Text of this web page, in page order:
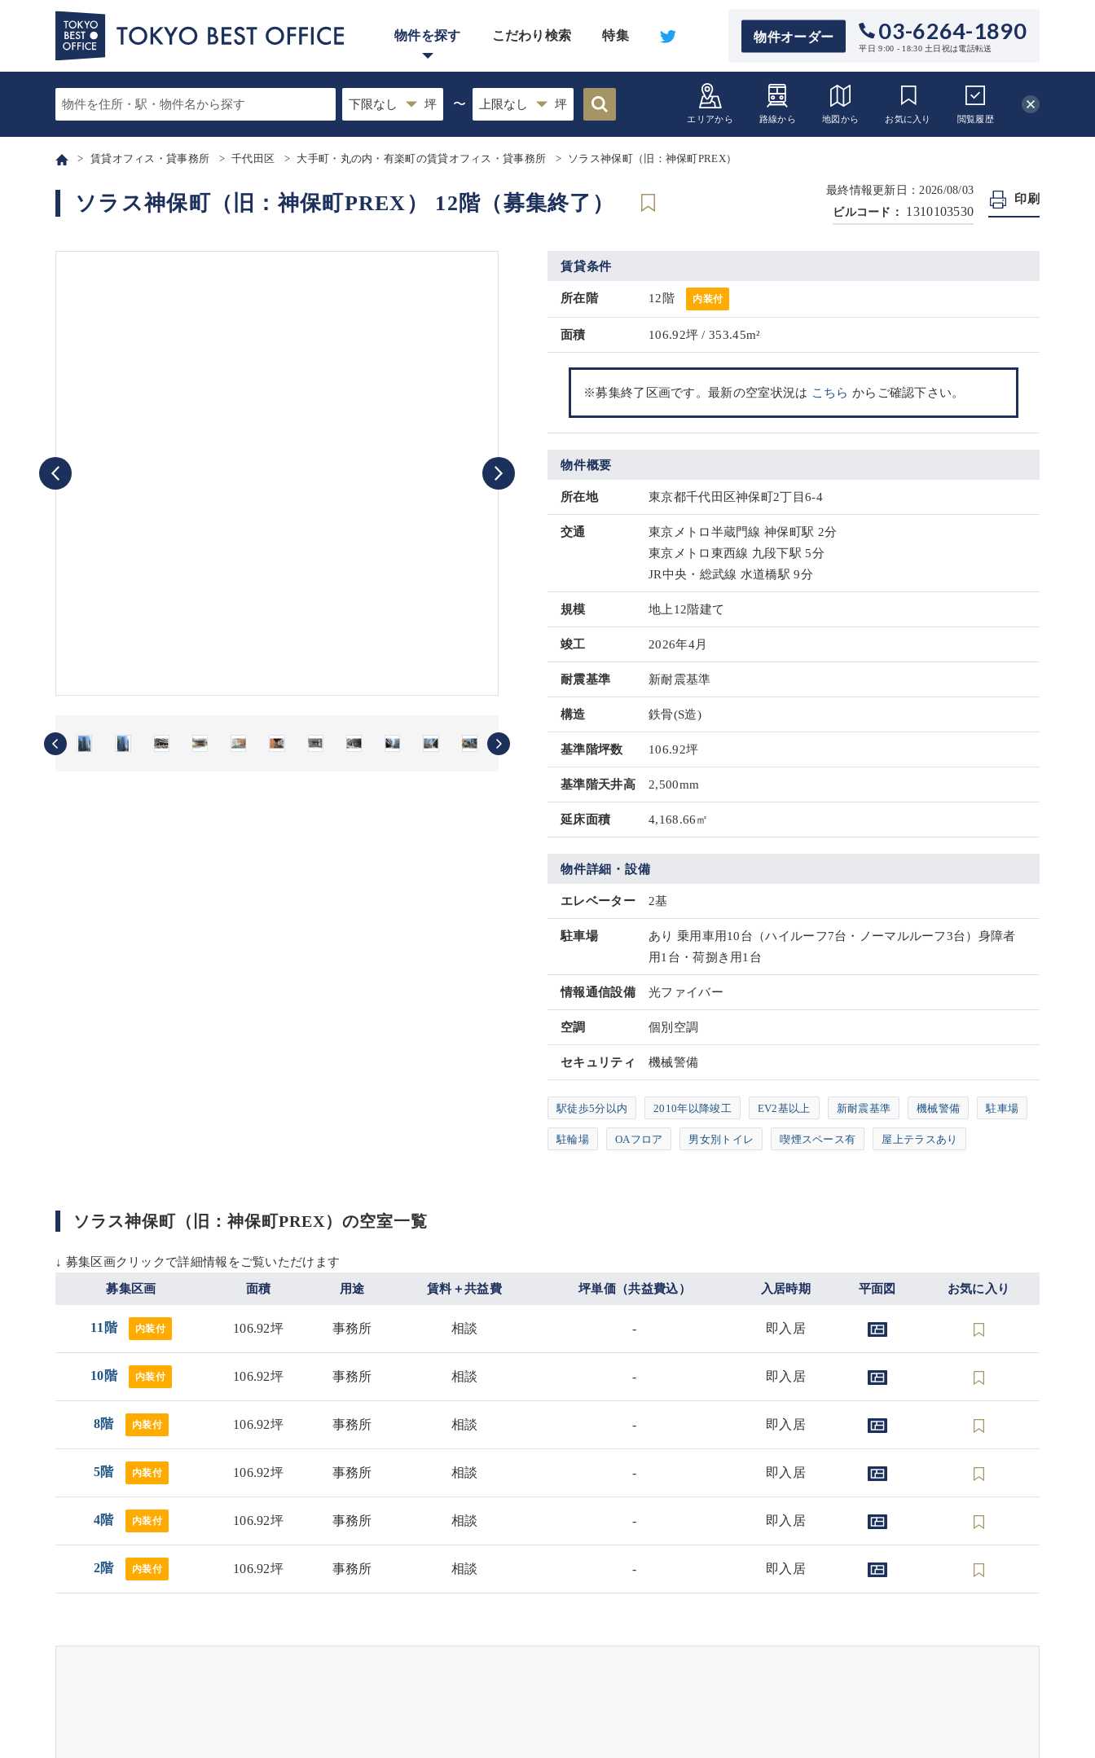
物件オーダー 03-6264-1890
平日 9:00 - 18:30 土日祝は電話転送
物件を探す こだわり検索 特集
エリアから 路線から 地図から お気に入り 閲覧履歴
〜
賃貸オフィス・貸事務所 千代田区 大手町・丸の内・有楽町の賃貸オフィス・貸事務所 ソラス神保町（旧：神保町PREX）
ソラス神保町（旧：神保町PREX） 12階（募集終了）
最終情報更新日：2026/08/03
ビルコード：
1310103530
印刷
賃貸条件
所在階 12階 内装付
面積 106.92坪 / 353.45m²
※募集終了区画です。最新の空室状況は こちら からご確認下さい。
物件概要
所在地 東京都千代田区神保町2丁目6-4
交通
東京メトロ半蔵門線 神保町駅 2分
東京メトロ東西線 九段下駅 5分
JR中央・総武線 水道橋駅 9分
規模 地上12階建て
竣工 2026年4月
耐震基準 新耐震基準
構造 鉄骨(S造)
基準階坪数 106.92坪
基準階天井高 2,500mm
延床面積 4,168.66㎡
物件詳細・設備
エレベーター 2基
駐車場
あり 乗用車用10台（ハイルーフ7台・ノーマルルーフ3台）身障者
用1台・荷捌き用1台
情報通信設備 光ファイバー
空調 個別空調
セキュリティ 機械警備
駅徒歩5分以内 2010年以降竣工 EV2基以上 新耐震基準 機械警備 駐車場
駐輪場 OAフロア 男女別トイレ 喫煙スペース有 屋上テラスあり
ソラス神保町（旧：神保町PREX）の空室一覧
↓ 募集区画クリックで詳細情報をご覧いただけます
募集区画 面積 用途 賃料＋共益費 坪単価（共益費込） 入居時期 平面図 お気に入り
11階 内装付 106.92坪 事務所 相談 - 即入居
10階 内装付 106.92坪 事務所 相談 - 即入居
8階 内装付 106.92坪 事務所 相談 - 即入居
5階 内装付 106.92坪 事務所 相談 - 即入居
4階 内装付 106.92坪 事務所 相談 - 即入居
2階 内装付 106.92坪 事務所 相談 - 即入居